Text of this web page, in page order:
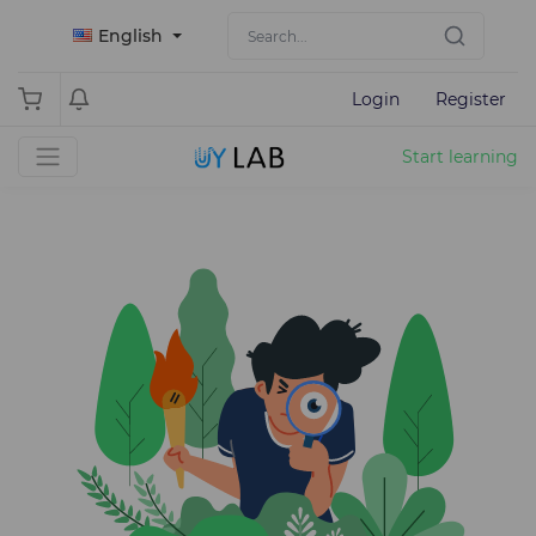
English
Login Register
Start learning